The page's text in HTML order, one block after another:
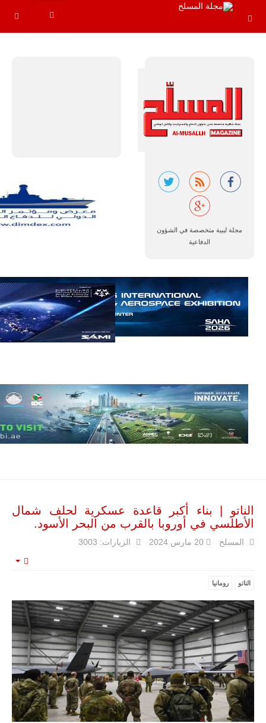
مجلة ليبية متخصصة في الشؤون
الدفاعية
أفريقيا
تتصدر العالم
في الطلب
إمبراير البرازيلية
للصناعات الجوية
أن تصبح القارة
الأفريقية أكبر
سوق عالمي
لطائرة الهجوم
الخفيف
عاماً المقبلة، مع
توقعات بتوريد
نحو 150…
للمزيد
أوريون مع
قوة الفيلق
الأفريقي في
حرب
العصابات في
مالي.
مع تصاعد حدة
الحرب الجوية
الروسية في
مالي رُصدت
طائرة أوريون
بدون طيار فوق
الناتو | بناء أكبر قاعدة عسكرية لحلف شمال
الأطلسي في أوروبا بالقرب من البحر الأسود.
المسلح 20 مارس 2024 الزيارات: 3003
الناتو رومانيا